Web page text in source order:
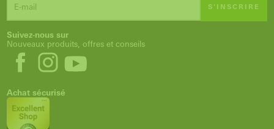
S'INSCRIRE
Suivez-nous sur
Nouveaux produits, offres et conseils
Achat sécurisé